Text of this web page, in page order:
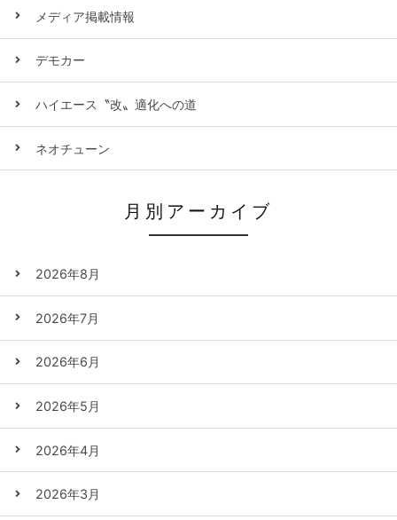
メディア掲載情報
デモカー
ハイエース〝改〟適化への道
ネオチューン
月別アーカイブ
2026年8月
2026年7月
2026年6月
2026年5月
2026年4月
2026年3月